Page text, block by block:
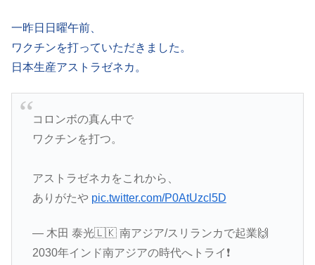
一昨日日曜午前、
ワクチンを打っていただきました。
日本生産アストラゼネカ。
コロンボの真ん中で
ワクチンを打つ。
アストラゼネカをこれから、
ありがたや pic.twitter.com/P0AtUzcl5D
— 木田 泰光🇱🇰 南アジア/スリランカで起業🙌
2030年インド南アジアの時代へトライ❗️